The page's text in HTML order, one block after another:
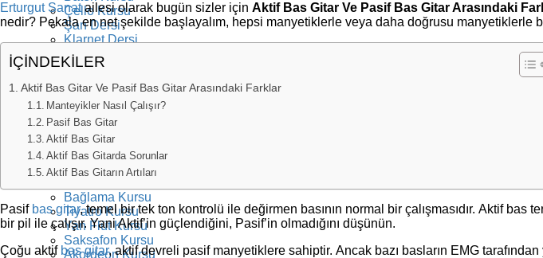
Çello Kursu
Şan Dersi
Klarnet Dersi
Diksiyon Kursu
Yazarlık Kursu
Resim Kursu
Elektro Gitar Kursu
Klasik Gitar Kursu
Akustik Gitar Dersi
Ukulele Kursu
Konservatuara Hazırlık Dersi
Bağlama Kursu
Tiyatro Kursu
Yan Flüt Kursu
Saksafon Kursu
Akordeon Kursu
Erturgut Sanatailesi olarak bugün sizler için Aktif Bas Gitar Ve Pasif Bas Gitar Arasındaki
nedir? Pekala en net şekilde başlayalım, hepsi manyetiklerle veya daha doğrusu manyetiklerle
İÇİNDEKİLER
Aktif Bas Gitar Ve Pasif Bas Gitar Arasındaki Farklar
Manteyikler Nasıl Çalışır?
Pasif Bas Gitar
Aktif Bas Gitar
Aktif Bas Gitarda Sorunlar
Aktif Bas Gitarın Artıları
Pasif bas gitar, temel bir tek ton kontrolü ile değirmen basının normal bir çalışmasıdır. Aktif
bir pil ile çalışır. Yani Aktif’in güçlendiğini, Pasif’in olmadığını düşünün.
Çoğu aktif bas gitar, aktif devreli pasif manyetiklere sahiptir. Ancak bazı basların EMG